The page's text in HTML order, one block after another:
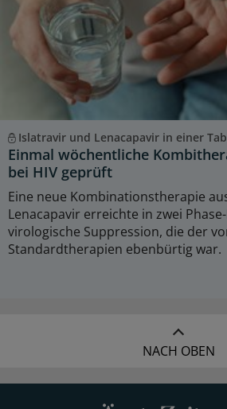
Islatravir und Lenacapavir in einer
Einmal wöchentliche
bei HIV geprüft
Eine neue Kombinationstherapie
Lenacapavir erreichte in zwei
virologische Suppression, die der
Standardtherapien ebenbürtig war.
NACH OBEN